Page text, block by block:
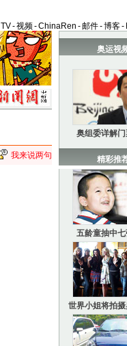
TV-视频-ChinaRen -邮件-博客-
我来说两句
奥运视
奥组委详解
精彩推
五龄童抽中
世界小姐将拍